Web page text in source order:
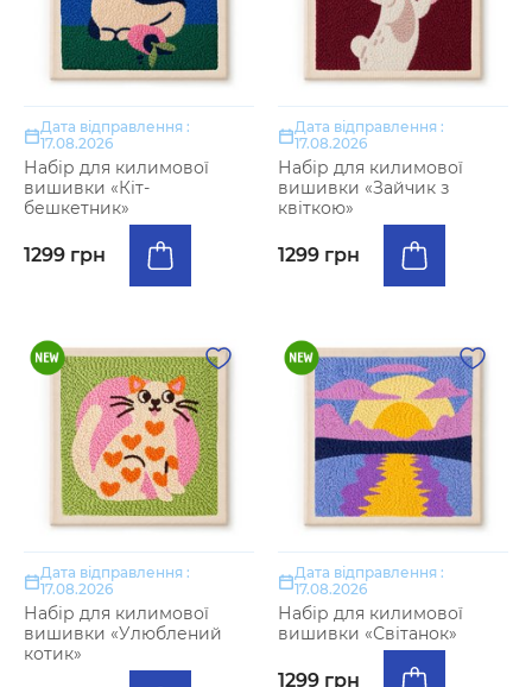
Дата відправлення :
17.08.2026
Набір для килимової
вишивки «Кіт-
бешкетник»
1299 грн
Дата відправлення :
17.08.2026
Набір для килимової
вишивки «Зайчик з
квіткою»
1299 грн
Дата відправлення :
17.08.2026
Набір для килимової
вишивки «Улюблений
котик»
Дата відправлення :
17.08.2026
Набір для килимової
вишивки «Світанок»
1299 грн